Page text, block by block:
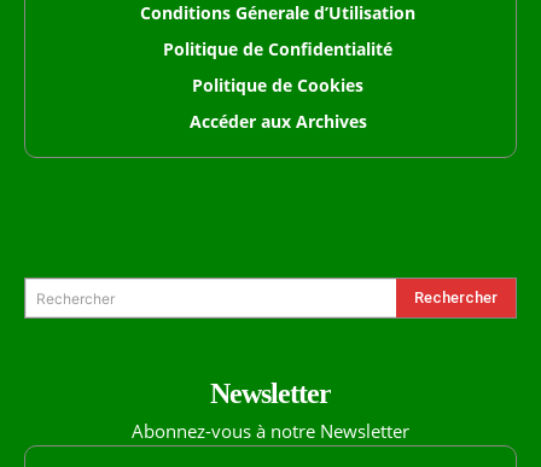
Conditions Génerale d’Utilisation
Politique de Confidentialité
Politique de Cookies
Accéder aux Archives
Rechercher Rechercher
Newsletter
Abonnez-vous à notre Newsletter